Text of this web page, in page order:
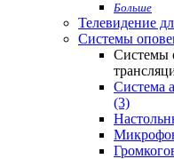
Больше
Телевидение
Системы
Системы
Система
(3)